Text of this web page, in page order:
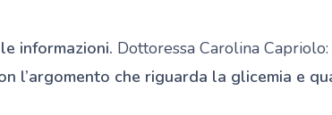
informazioni. Dottoressa Carolina Capriolo:
l’argomento che riguarda la glicemia e